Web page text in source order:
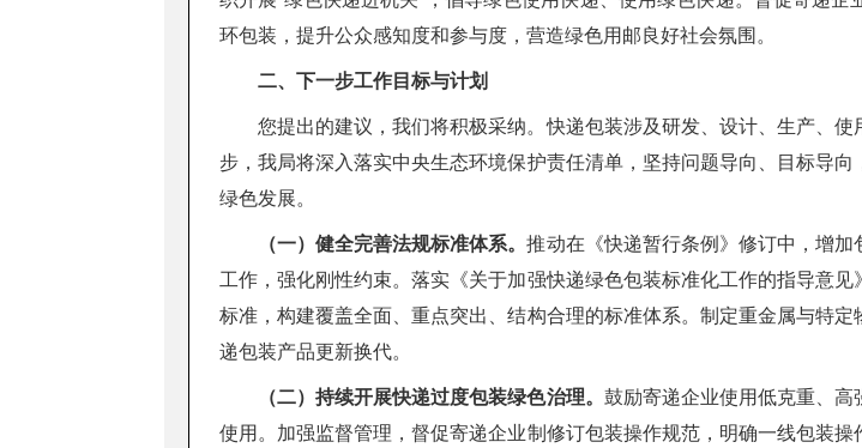
环包装，提升公众感知度和参与度，营造绿色用邮良好社会氛围。
二、下一步工作目标与计划
您提出的建议，我们将积极采纳。快递包装涉及研发、设计、生产、
步，我局将深入落实中央生态环境保护责任清单，坚持问题导向、目标导
绿色发展。
（一）健全完善法规标准体系。推动在《快递暂行条例》修订中，增
工作，强化刚性约束。落实《关于加强快递绿色包装标准化工作的指导意
标准，构建覆盖全面、重点突出、结构合理的标准体系。制定重金属与特
递包装产品更新换代。
（二）持续开展快递过度包装绿色治理。 鼓励寄递企业使用低克重、
使用。加强监督管理，督促寄递企业制修订包装操作规范，明确一线包装